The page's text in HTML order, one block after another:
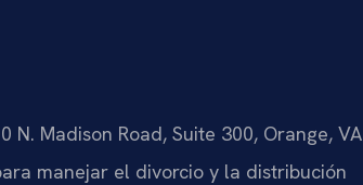
N. Madison Road, Suite 300, Orange, VA
manejar el divorcio y la distribución